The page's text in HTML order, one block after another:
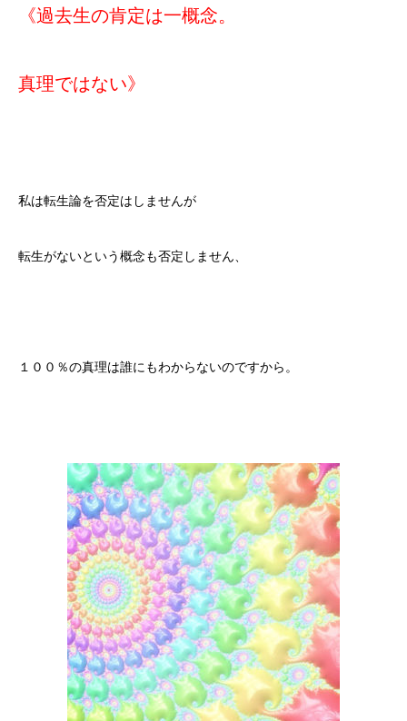
《過去生の肯定は一概念。
真理ではない》
私は転生論を否定はしませんが
転生がないという概念も否定しません、
１００％の真理は誰にもわからないのですから。